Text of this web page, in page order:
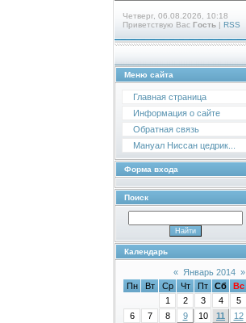
Четверг, 06.08.2026, 10:18
Приветствую Вас Гость | RSS
Меню сайта
Главная страница
Информация о сайте
Обратная связь
Мануал Ниссан цедрик...
Форма входа
Поиск
Календарь
« Январь 2014 »
Пн
Вт Ср Чт Пт Сб
Вс
1
2 3 4
5
6
7 8 9 10 11
12